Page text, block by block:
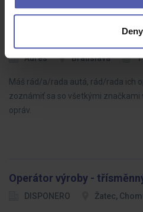
Deny
Automechanik/
Aures Bratislava 1
Máš rád/a/rada autá, rád/rada ich
zoznámiť sa so všetkými značkami
opráv.
Operátor výroby -
DISPONERO Žatec,